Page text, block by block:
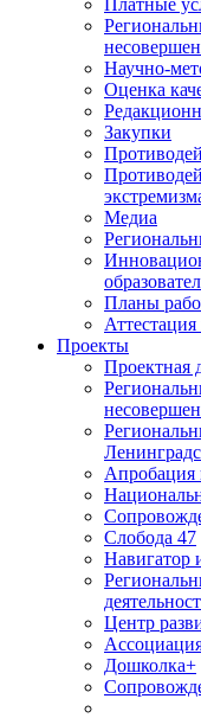
Платные
Научно-
Оценка
Закупки
Медиа
Планы
Проекты
Апробация
Слобода 47
Навигатор
Центр
Дошколка+